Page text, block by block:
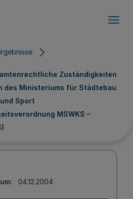
Zuständigkeiten
des Ministeriums für Städtebau
Sport
MSWKS –
04.12.2004